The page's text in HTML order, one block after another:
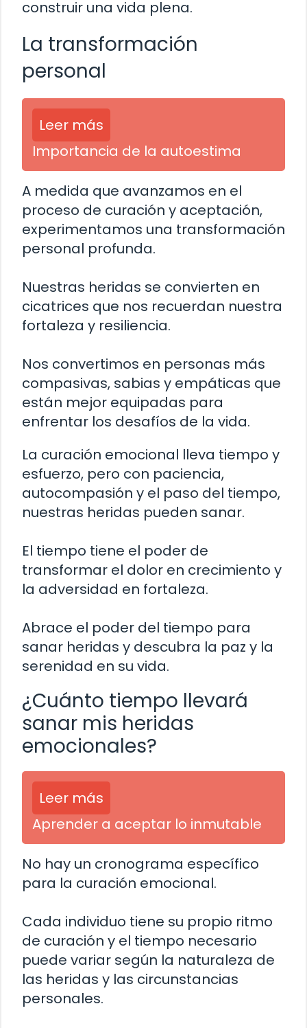
construir una vida plena.
La transformación
personal
Leer más
Importancia de la autoestima
A medida que avanzamos en el
proceso de curación y aceptación,
experimentamos una transformación
personal profunda.
Nuestras heridas se convierten en
cicatrices que nos recuerdan nuestra
fortaleza y ​​resiliencia.
Nos convertimos en personas más
compasivas, sabias y empáticas que
están mejor equipadas para
enfrentar los desafíos de la vida.
La curación emocional lleva tiempo y
esfuerzo, pero con paciencia,
autocompasión y el paso del tiempo,
nuestras heridas pueden sanar.
El tiempo tiene el poder de
transformar el dolor en crecimiento y
la adversidad en fortaleza.
Abrace el poder del tiempo para
sanar heridas y descubra la paz y la
serenidad en su vida.
¿Cuánto tiempo llevará
sanar mis heridas
emocionales?
Leer más
Aprender a aceptar lo inmutable
No hay un cronograma específico
para la curación emocional.
Cada individuo tiene su propio ritmo
de curación y el tiempo necesario
puede variar según la naturaleza de
las heridas y las circunstancias
personales.